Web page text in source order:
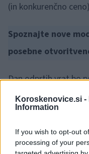
Koroskenovice.si -
Information
If you wish to opt-out
processing of your
(in konkurenčno
Spoznajte nove
posebne
Dan odprtih vrat bo
9. in 19. uro. Za vse,
dogodkom, pa so
morda olajšala